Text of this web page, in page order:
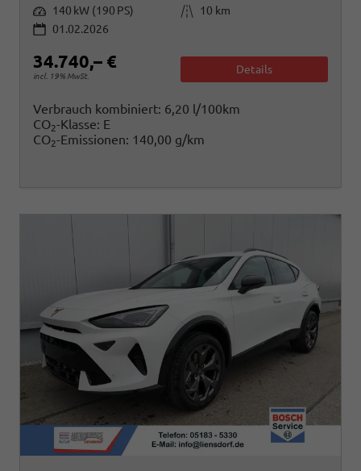
Leistung 140 kW (190 PS) Kilometerstand
10 km
01.02.2026
34.740,– €
incl. 19% MwSt.
Details
Verbrauch kombiniert: 6,20 l/100km
CO2-Klasse: E
CO2-Emissionen: 140,00 g/km